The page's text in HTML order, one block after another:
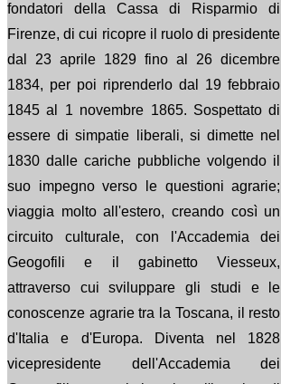
fondatori della Cassa di Risparmio di
Firenze, di cui ricopre il ruolo di presidente
dal 23 aprile 1829 fino al 26 dicembre
1834, per poi riprenderlo dal 19 febbraio
1845 al 1 novembre 1865. Sospettato di
essere di simpatie liberali, si dimette nel
1830 dalle cariche pubbliche volgendo il
suo impegno verso le questioni agrarie;
viaggia molto all'estero, creando così un
circuito culturale, con l'Accademia dei
Geogofili e il gabinetto Viesseux,
attraverso cui sviluppare gli studi e le
conoscenze agrarie tra la Toscana, il resto
d'Italia e d'Europa. Diventa nel 1828
vicepresidente dell'Accademia dei